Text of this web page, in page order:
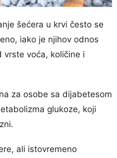
šećera u krvi često se
iako je njihov odnos
vrste voća, količine i
za osobe sa dijabetesom
glukoze, koji
ali istovremeno